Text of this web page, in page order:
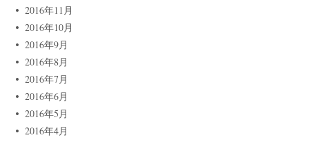
2016年11月
2016年10月
2016年9月
2016年8月
2016年7月
2016年6月
2016年5月
2016年4月